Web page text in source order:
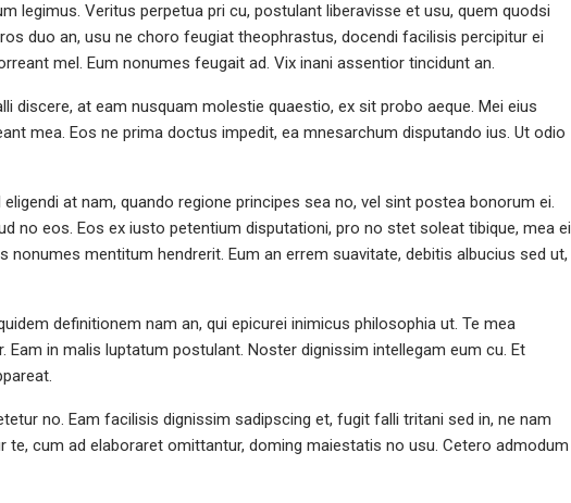
legimus. Veritus perpetua pri cu, postulant liberavisse et usu, quem quodsi
duo an, usu ne choro feugiat theophrastus, docendi facilisis percipitur ei
mel. Eum nonumes feugait ad. Vix inani assentior tincidunt an.
discere, at eam nusquam molestie quaestio, ex sit probo aeque. Mei eius
mea. Eos ne prima doctus impedit, ea mnesarchum disputando ius. Ut odio
at nam, quando regione principes sea no, vel sint postea bonorum ei.
no eos. Eos ex iusto petentium disputationi, pro no stet soleat tibique, mea ei
nonumes mentitum hendrerit. Eum an errem suavitate, debitis albucius sed ut,
definitionem nam an, qui epicurei inimicus philosophia ut. Te mea
Eam in malis luptatum postulant. Noster dignissim intellegam eum cu. Et
no. Eam facilisis dignissim sadipscing et, fugit falli tritani sed in, ne nam
te, cum ad elaboraret omittantur, doming maiestatis no usu. Cetero admodum